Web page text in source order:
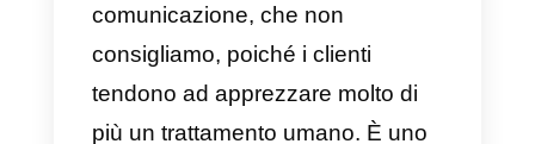
Callbellè eccellente, sono molto
amichevoli e rispondono
rapidamente ai loro clienti, anche